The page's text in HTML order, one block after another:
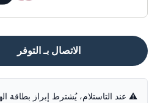
الاتصال بـ التوفر
⚠️ عند التاستلام، يُشترط إبراز بطاقة